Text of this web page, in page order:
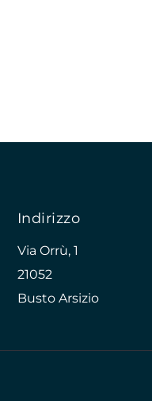
Indirizzo
Via Orrù, 1
21052
Busto Arsizio